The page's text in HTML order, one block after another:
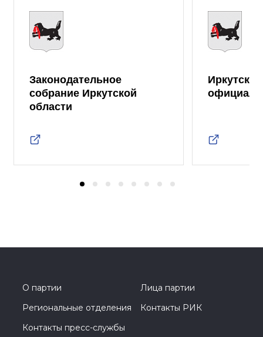
Законодательное
собрание Иркутской
области
О партии
Лица партии
Региональные отделения
Контакты РИК
Контакты пресс-службы